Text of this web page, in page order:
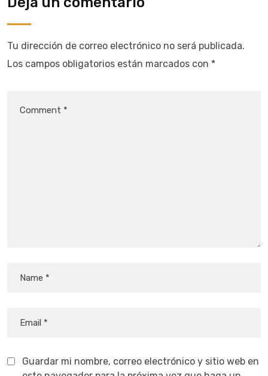
Tu dirección de correo electrónico no será publicada.
Los campos obligatorios están marcados con *
Guardar mi nombre, correo electrónico y sitio web en